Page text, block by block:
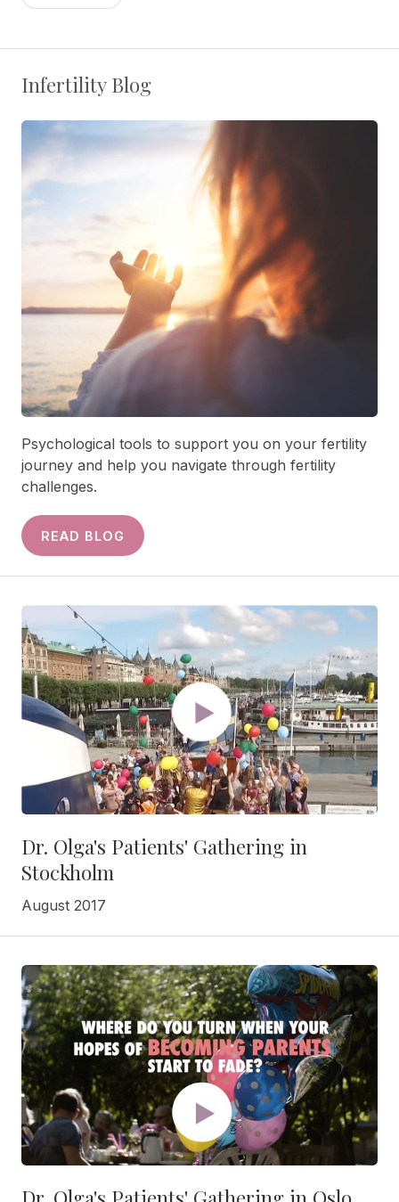
Infertility Blog
Psychological tools to support you on your fertility
journey and help you navigate through fertility
challenges.
READ BLOG
Dr. Olga's Patients' Gathering in
Stockholm
August 2017